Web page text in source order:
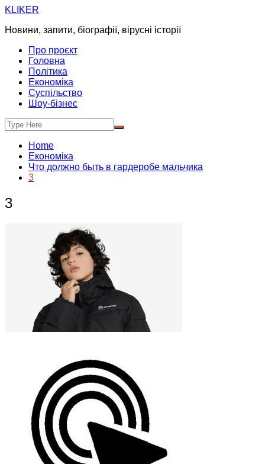
Skip
content
KLIKER
Новини, запити, біографії, вірусні історії
Про проєкт
Головна
Політика
Економіка
Суспільство
Шоу-бізнес
Home
Економіка
Что должно быть в гардеробе мальчика
3
3